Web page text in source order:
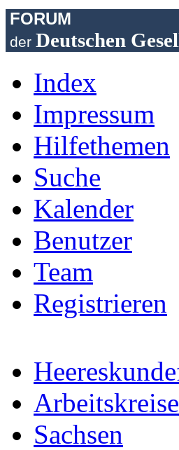
FORUM
der Deutschen
Index
Impressum
Hilfethemen
Suche
Kalender
Benutzer
Team
Registrieren
Arbeitskreise
Sachsen